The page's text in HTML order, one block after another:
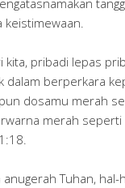
kita, pribadi lepas
dalam berperkara
dosamu merah
merah
anugerah Tuhan,